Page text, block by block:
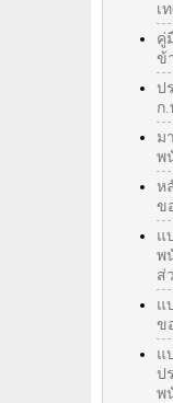
เ
คู่
ข้
ป
ก
ม
พ
ห
ข
แ
พ
ส่
แ
ข
แ
ป
พ